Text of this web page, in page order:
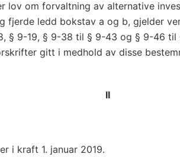
lov om forvaltning av alternative
fjerde ledd bokstav a og b, gjelder
§ 9-19, § 9-38 til § 9-43 og § 9-46
gitt i medhold av disse
II
i kraft 1. januar 2019.